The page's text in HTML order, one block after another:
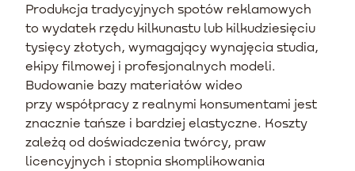
Produkcja tradycyjnych spotów reklamowych
to wydatek rzędu kilkunastu lub kilkudziesięciu
tysięcy złotych, wymagający wynajęcia studia,
ekipy filmowej i profesjonalnych modeli.
Budowanie bazy materiałów wideo
przy współpracy z realnymi konsumentami jest
znacznie tańsze i bardziej elastyczne. Koszty
zależą od doświadczenia twórcy, praw
licencyjnych i stopnia skomplikowania